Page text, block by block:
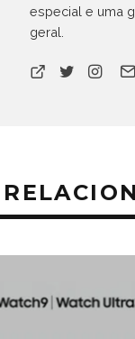
especial e uma
geral.